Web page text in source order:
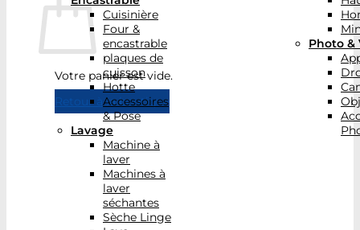
Votre panier est vide.
Retour à la boutique
Cuisinière
Four &
encastrable
plaques de
cuisson
Hotte
Accessoires
& Pose
Lavage
Machine à
laver
Machines à
laver
séchantes
Sèche Linge
Photo &